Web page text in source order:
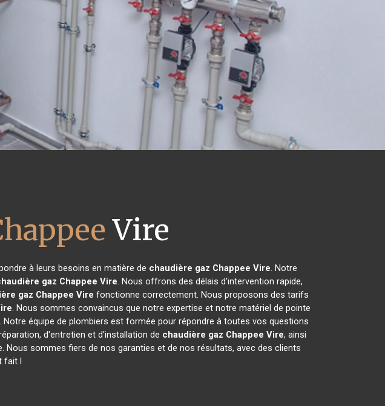
Vire
à leurs besoins en matière de chaudière gaz Chappee Vire. Notre
gaz Chappee Vire. Nous offrons des délais d'intervention rapide,
gaz Chappee Vire fonctionne correctement. Nous proposons des tarifs
. Nous sommes convaincus que notre expertise et notre matériel de pointe
. Notre équipe de plombiers est formée pour répondre à toutes vos questions
d'entretien et d'installation de chaudière gaz Chappee Vire, ainsi
sommes fiers de nos garanties et de nos résultats, avec des clients
fait l